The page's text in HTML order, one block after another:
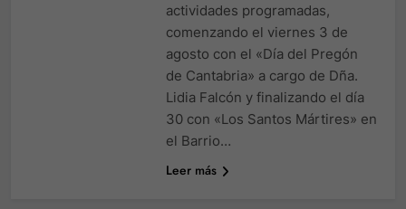
actividades programadas,
comenzando el viernes 3 de
agosto con el «Día del Pregón
de Cantabria» a cargo de Dña.
Lidia Falcón y finalizando el día
30 con «Los Santos Mártires» en
el Barrio…
Leer más